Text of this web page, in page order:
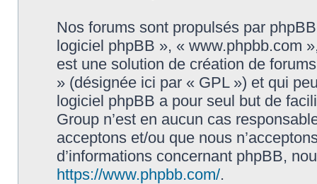
Nos forums sont propulsés par
logiciel phpBB », « www.phpbb.com
est une solution de création de
» (désignée ici par « GPL ») et qui
logiciel phpBB a pour seul but de
Group n’est en aucun cas
acceptons et/ou que nous
d’informations concernant phpBB,
https://www.phpbb.com/.